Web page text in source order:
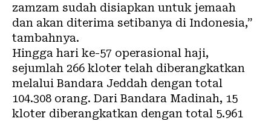
zamzam sudah disiapkan untuk jemaah
dan akan diterima setibanya di Indonesia,”
tambahnya.
Hingga hari ke-57 operasional haji,
sejumlah 266 kloter telah diberangkatkan
melalui Bandara Jeddah dengan total
104.308 orang. Dari Bandara Madinah, 15
kloter diberangkatkan dengan total 5.961